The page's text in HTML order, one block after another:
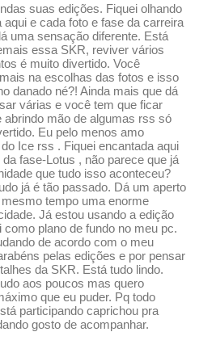
suas edições. Fiquei olhando
aqui e cada foto e fase da carreira
uma sensação diferente. Está
essa SKR, reviver vários
é muito divertido. Você
na escolhas das fotos e isso
danado né?! Ainda mais que dá
várias e você tem que ficar
abrindo mão de algumas rss só
Eu pelo menos amo
Ice rss . Fiquei encantada aqui
fase-Lotus , não parece que já
que tudo isso aconteceu?
já é tão passado. Dá um aperto
mesmo tempo uma enorme
Já estou usando a edição
como plano de fundo no meu pc.
de acordo com o meu
pelas edições e por pensar
da SKR. Está tudo lindo.
aos poucos mas quero
que eu puder. Pq todo
participando caprichou pra
gosto de acompanhar.